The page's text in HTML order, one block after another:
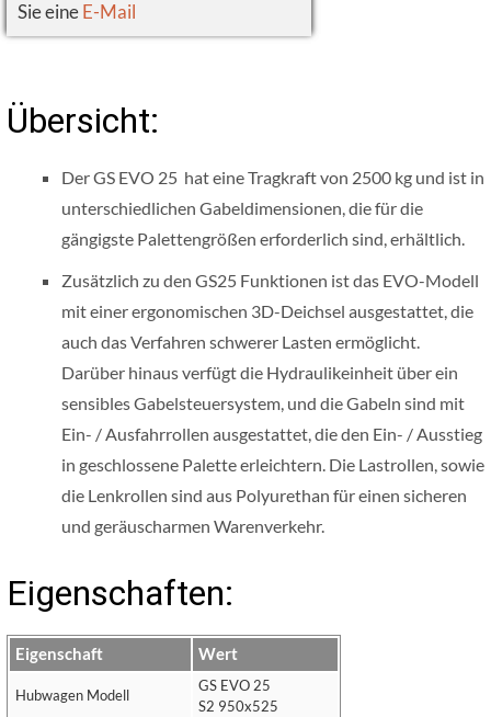
Sie eineE-Mail
Übersicht:
Der GS EVO 25 hat eine Tragkraft von 2500 kg und ist in
unterschiedlichen Gabeldimensionen, die für die
gängigste Palettengrößen erforderlich sind, erhältlich.
Zusätzlich zu den GS25 Funktionen ist das EVO-Modell
mit einer ergonomischen 3D-Deichsel ausgestattet, die
auch das Verfahren schwerer Lasten ermöglicht.
Darüber hinaus verfügt die Hydraulikeinheit über ein
sensibles Gabelsteuersystem, und die Gabeln sind mit
Ein- / Ausfahrrollen ausgestattet, die den Ein- / Ausstieg
in geschlossene Palette erleichtern. Die Lastrollen, sowie
die Lenkrollen sind aus Polyurethan für einen sicheren
und geräuscharmen Warenverkehr.
Eigenschaften:
Eigenschaft Wert
Hubwagen Modell
GS EVO 25
S2 950x525